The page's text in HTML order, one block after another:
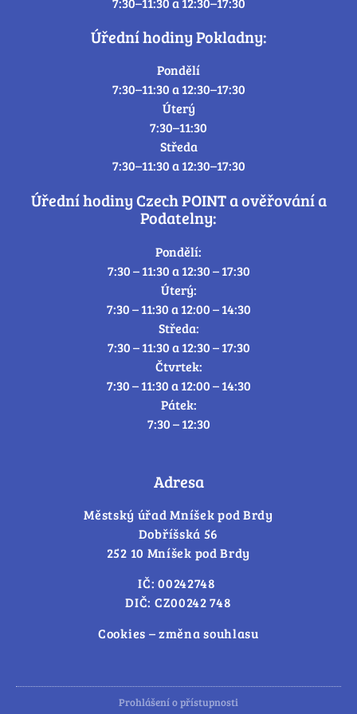
Úřední hodiny Pokladny:
Pondělí
7:30–11:30 a 12:30–17:30
Úterý
7:30–11:30
Středa
7:30–11:30 a 12:30–17:30
Úřední hodiny Czech POINT a ověřování a
Podatelny:
Pondělí:
7:30 – 11:30 a 12:30 – 17:30
Úterý:
7:30 – 11:30 a 12:00 – 14:30
Středa:
7:30 – 11:30 a 12:30 – 17:30
Čtvrtek:
7:30 – 11:30 a 12:00 – 14:30
Pátek:
7:30 – 12:30
Adresa
Městský úřad Mníšek pod Brdy
Dobříšská 56
252 10 Mníšek pod Brdy
IČ: 00242748
DIČ: CZ00242 748
Cookies – změna souhlasu
Prohlášení o přístupnosti